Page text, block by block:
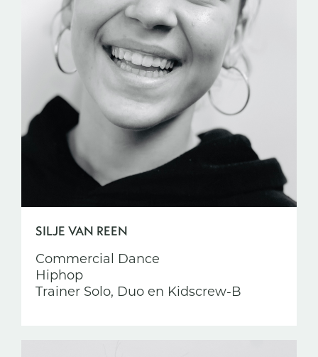
SILJE VAN REEN
Commercial Dance
Hiphop
Trainer Solo, Duo en Kidscrew-B